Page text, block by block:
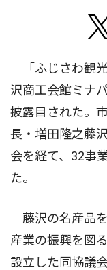
「ふじさわ観
沢商工会館ミナ
披露目された。
長・増田隆之藤
会を経て、32事
た。
藤沢の名産品
産業の振興を図
設立した同協議